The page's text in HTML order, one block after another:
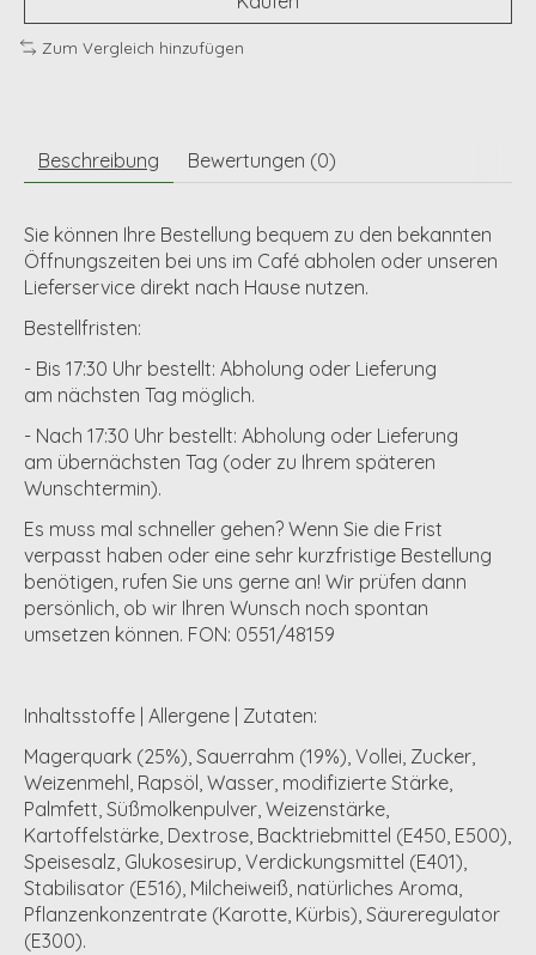
Zum Vergleich hinzufügen
Beschreibung Bewertungen (0)
Sie können Ihre Bestellung bequem zu den bekannten
Öffnungszeiten bei uns im Café abholen oder unseren
Lieferservice direkt nach Hause nutzen.
Bestellfristen:
- Bis 17:30 Uhr bestellt: Abholung oder Lieferung
am nächsten Tag möglich.
- Nach 17:30 Uhr bestellt: Abholung oder Lieferung
am übernächsten Tag (oder zu Ihrem späteren
Wunschtermin).
Es muss mal schneller gehen? Wenn Sie die Frist
verpasst haben oder eine sehr kurzfristige Bestellung
benötigen, rufen Sie uns gerne an! Wir prüfen dann
persönlich, ob wir Ihren Wunsch noch spontan
umsetzen können. FON: 0551/48159
Inhaltsstoffe | Allergene | Zutaten:
Magerquark (25%), Sauerrahm (19%), Vollei, Zucker,
Weizenmehl, Rapsöl, Wasser, modifizierte Stärke,
Palmfett, Süßmolkenpulver, Weizenstärke,
Kartoffelstärke, Dextrose, Backtriebmittel (E450, E500),
Speisesalz, Glukosesirup, Verdickungsmittel (E401),
Stabilisator (E516), Milcheiweiß, natürliches Aroma,
Pflanzenkonzentrate (Karotte, Kürbis), Säureregulator
(E300).